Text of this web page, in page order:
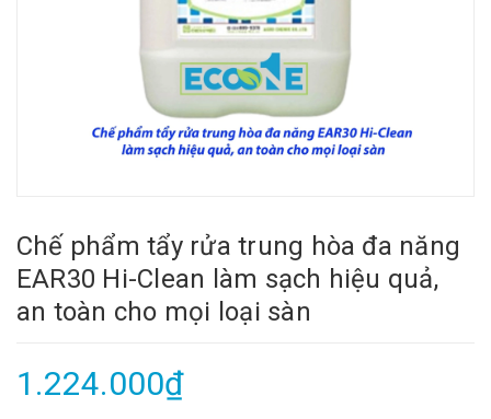
Chế phẩm tẩy rửa trung hòa đa năng
EAR30 Hi-Clean làm sạch hiệu quả,
an toàn cho mọi loại sàn
1.224.000₫